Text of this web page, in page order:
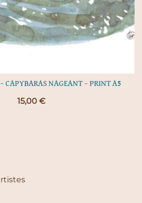
CAPYBARAS NAGEANT – PRINT A5
15,00 €